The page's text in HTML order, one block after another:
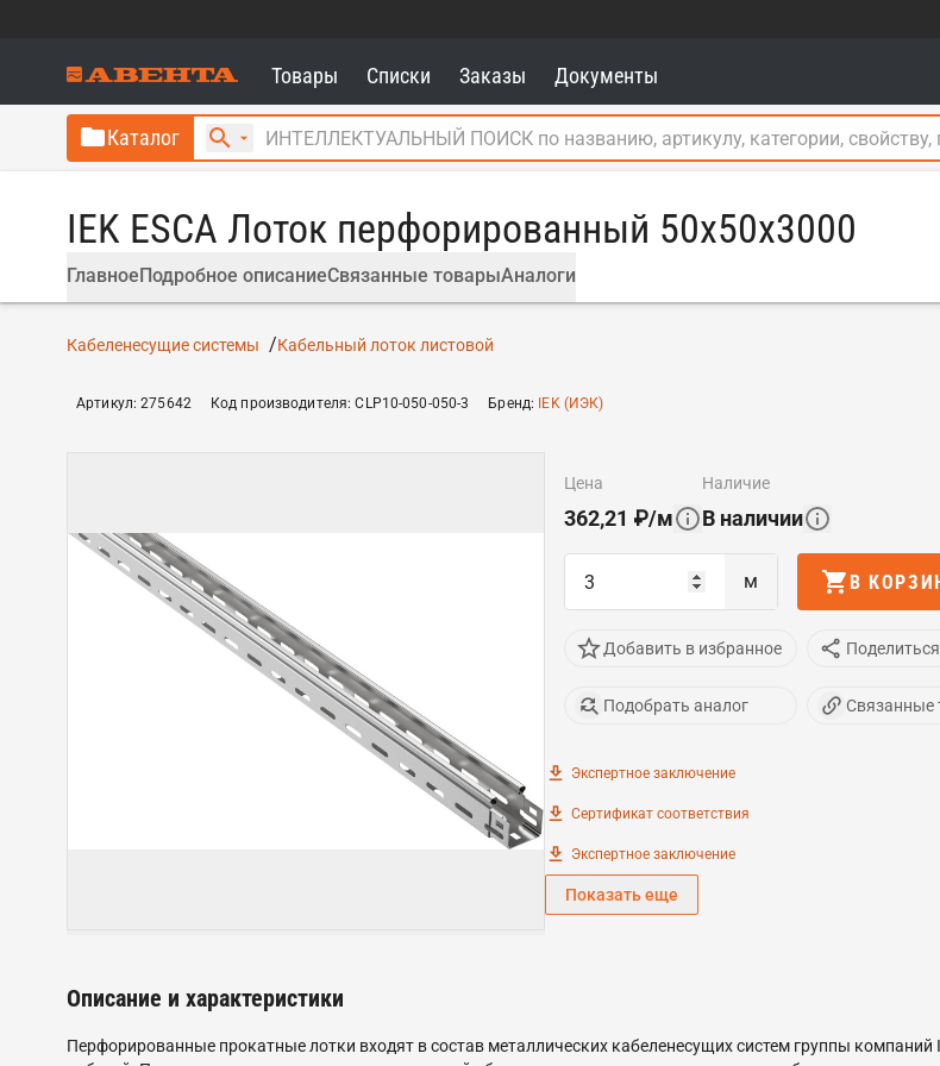
Товары Списки Заказы Документы
Каталог
IEK ESCA Лоток перфорированный 50х50х3000
ГлавноеПодробное описаниеСвязанные товарыАналоги
Кабеленесущие системы Кабельный лоток листовой
Артикул:275642 Код производителя:CLP10-050-050-3 Бренд: IEK (ИЭК)
цена
362,21 ₽/м
наличие
В наличии
м В
Добавить в избранное Поделиться
Подобрать аналог Связанные
Экспертное заключение
Сертификат соответствия
Экспертное заключение
Показать еще
Описание и характеристики
Перфорированные прокатные лотки входят в состав металлических кабеленесущих систем группы